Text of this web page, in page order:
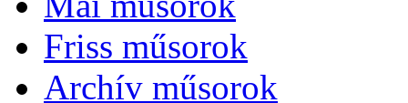
Friss műsorok
Archív műsorok